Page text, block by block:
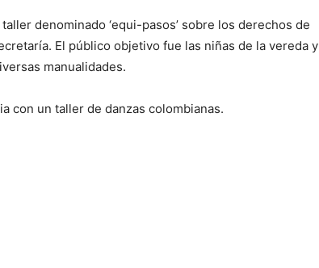
denominado ‘equi-pasos’ sobre los derechos de
El público objetivo fue las niñas de la vereda y
manualidades.
con un taller de danzas colombianas.